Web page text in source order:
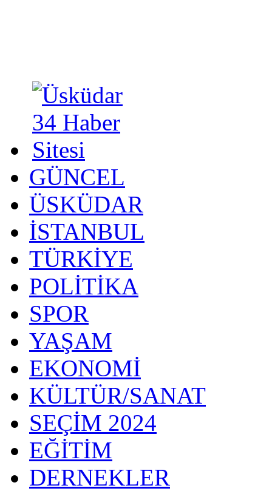
GÜNCEL
ÜSKÜDAR
İSTANBUL
TÜRKİYE
POLİTİKA
SPOR
YAŞAM
EKONOMİ
KÜLTÜR/SANAT
SEÇİM 2024
EĞİTİM
DERNEKLER